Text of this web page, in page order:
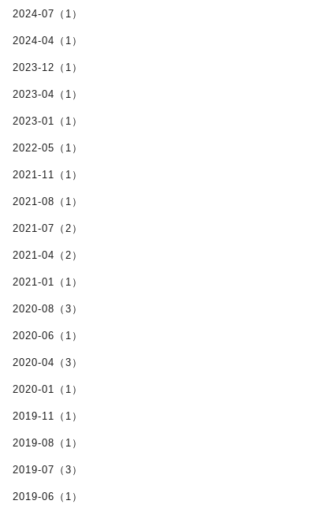
2024-07（1）
2024-04（1）
2023-12（1）
2023-04（1）
2023-01（1）
2022-05（1）
2021-11（1）
2021-08（1）
2021-07（2）
2021-04（2）
2021-01（1）
2020-08（3）
2020-06（1）
2020-04（3）
2020-01（1）
2019-11（1）
2019-08（1）
2019-07（3）
2019-06（1）